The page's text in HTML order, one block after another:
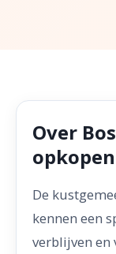
Over
De
kennen een
verblijven en